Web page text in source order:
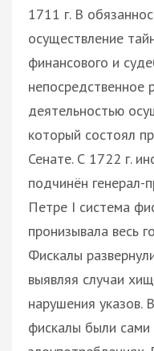
1711 г. В
осуществление
финансового и
непосредственное
деятельностью
который состоял
Сенате. С 1722 г.
подчинён генерал-
Петре I система
пронизывала весь
Фискалы
выявляя случаи
нарушения указов.
фискалы были сами